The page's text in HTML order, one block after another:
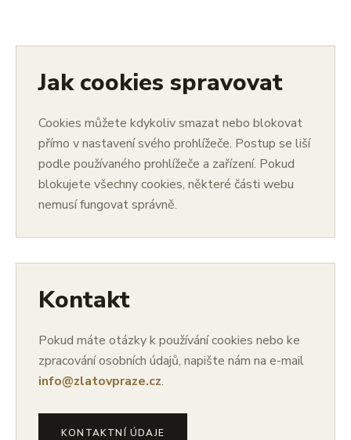
Jak cookies spravovat
Cookies můžete kdykoliv smazat nebo blokovat
přímo v nastavení svého prohlížeče. Postup se liší
podle používaného prohlížeče a zařízení. Pokud
blokujete všechny cookies, některé části webu
nemusí fungovat správně.
Kontakt
Pokud máte otázky k používání cookies nebo ke
zpracování osobních údajů, napište nám na e-mail
info@zlatovpraze.cz.
KONTAKTNÍ ÚDAJE